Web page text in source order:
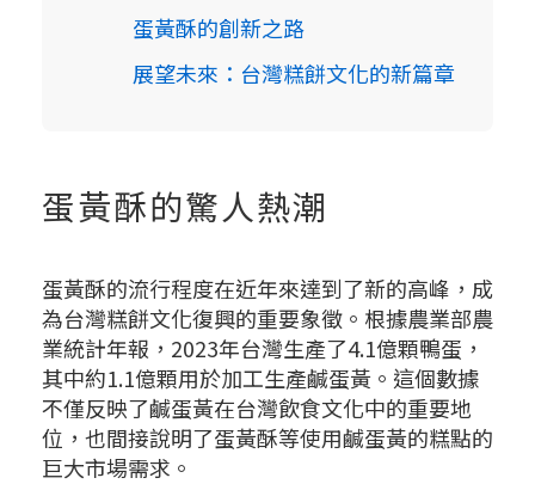
蛋黃酥的創新之路
展望未來：台灣糕餅文化的新篇章
蛋黃酥的驚人熱潮
蛋黃酥的流行程度在近年來達到了新的高峰，成
為台灣糕餅文化復興的重要象徵。根據農業部農
業統計年報，2023年台灣生產了4.1億顆鴨蛋，
其中約1.1億顆用於加工生產鹹蛋黃。這個數據
不僅反映了鹹蛋黃在台灣飲食文化中的重要地
位，也間接說明了蛋黃酥等使用鹹蛋黃的糕點的
巨大市場需求。